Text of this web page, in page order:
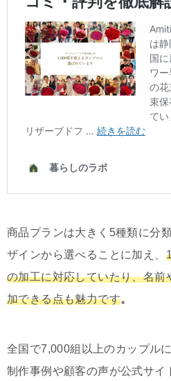
商品プランは大きく5種類に分
ザインから選べることに加え、
の加工に対応していたり、名前
加できる点も魅力です。
全国で7,000組以上のカップル
制作事例や顧客の声が公式サ